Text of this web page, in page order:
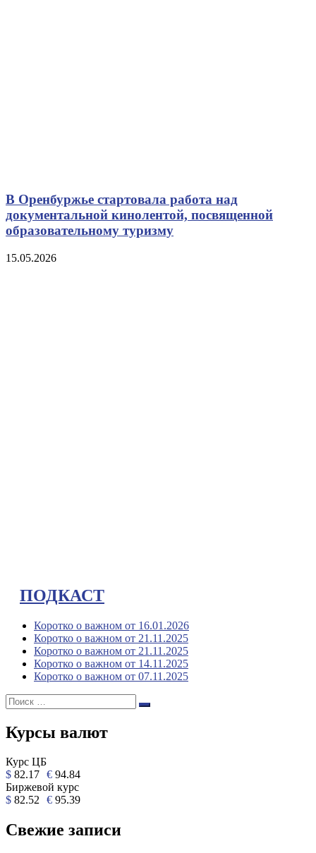
В Оренбуржье стартовала работа над
документальной кинолентой, посвященной
образовательному туризму
15.05.2026
ПОДКАСТ
Коротко о важном от 16.01.2026
Коротко о важном от 21.11.2025
Коротко о важном от 21.11.2025
Коротко о важном от 14.11.2025
Коротко о важном от 07.11.2025
Поиск:
Поиск
Курсы валют
Курс ЦБ
$ 82.17 € 94.84
Биржевой курс
$ 82.52 € 95.39
Свежие записи